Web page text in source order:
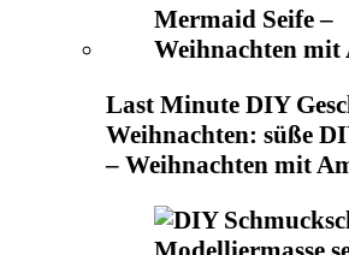
Last Minute DIY
Weihnachten: süße
– Weihnachten mit